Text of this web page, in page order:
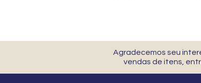
Agradecemos seu
vendas de itens,